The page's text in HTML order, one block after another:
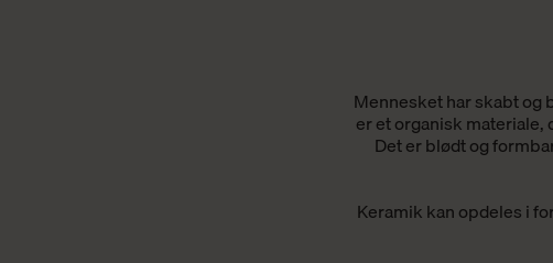
Mennesket har skabt og
er et organisk materiale,
Det er blødt og
Keramik kan opdeles i